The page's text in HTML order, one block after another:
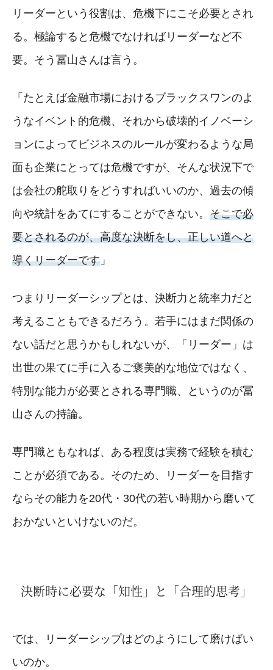
リーダーという役割は、危機下にこそ必要とされ
る。極論すると危機でなければリーダーなど不
要。そう冨山さんは言う。
「たとえば金融市場におけるブラックスワンのよ
うなイベント的危機、それから破壊的イノベーシ
ョンによってビジネスのルールが変わるような局
面も企業にとっては危機ですが、そんな状況下で
は会社の舵取りをどうすればいいのか、過去の傾
向や統計をあてにすることができない。 そこで必
要とされるのが、高度な決断をし、正しい道へと
導くリーダーです 」
つまりリーダーシップとは、決断力と統率力だと
考えることもできるだろう。若手にはまだ関係の
ない話だと思うかもしれないが、「リーダー」は
出世の果てに手に入るご褒美的な地位ではなく、
特別な能力が必要とされる専門職、というのが冨
山さんの持論。
専門職ともなれば、ある程度は実務で経験を積む
ことが必須である。そのため、リーダーを目指す
ならその能力を20代・30代の若い時期から磨いて
おかないといけないのだ。
決断時に必要な「知性」と「合理的思考」
では、リーダーシップはどのようにして磨けばい
いのか。